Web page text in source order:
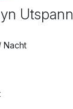
Utspann
Nacht